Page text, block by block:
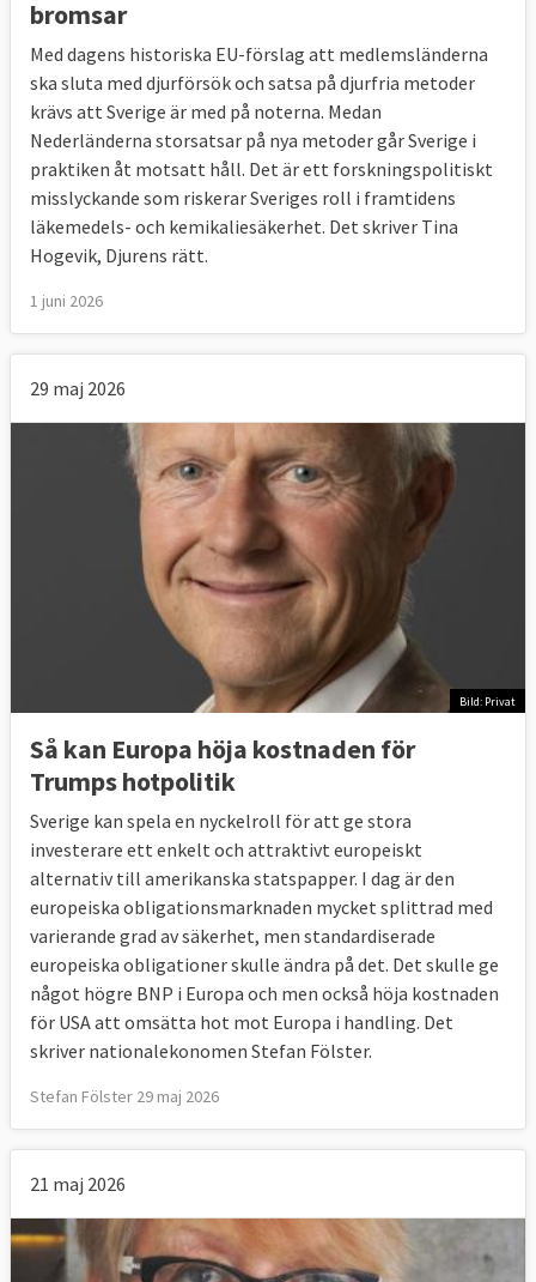
bromsar
Med dagens historiska EU-förslag att medlemsländerna
ska sluta med djurförsök och satsa på djurfria metoder
krävs att Sverige är med på noterna. Medan
Nederländerna storsatsar på nya metoder går Sverige i
praktiken åt motsatt håll. Det är ett forskningspolitiskt
misslyckande som riskerar Sveriges roll i framtidens
läkemedels- och kemikaliesäkerhet. Det skriver Tina
Hogevik, Djurens rätt.
1 juni 2026
29 maj 2026
Bild: Privat
Så kan Europa höja kostnaden för
Trumps hotpolitik
Sverige kan spela en nyckelroll för att ge stora
investerare ett enkelt och attraktivt europeiskt
alternativ till amerikanska statspapper. I dag är den
europeiska obligationsmarknaden mycket splittrad med
varierande grad av säkerhet, men standardiserade
europeiska obligationer skulle ändra på det. Det skulle ge
något högre BNP i Europa och men också höja kostnaden
för USA att omsätta hot mot Europa i handling. Det
skriver nationalekonomen Stefan Fölster.
Stefan Fölster 29 maj 2026
21 maj 2026